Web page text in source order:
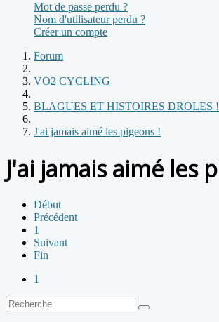
Mot de passe perdu ?
Nom d'utilisateur perdu ?
Créer un compte
Forum
VO2 CYCLING
BLAGUES ET HISTOIRES DROLES
J'ai jamais aimé les pigeons !
J'ai jamais aimé les
Début
Précédent
1
Suivant
Fin
1